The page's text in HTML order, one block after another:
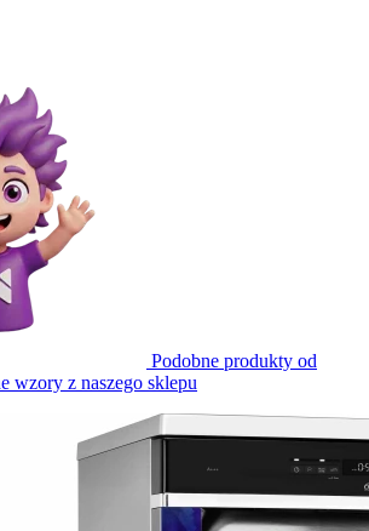
Podobne produkty od
wzory z naszego sklepu